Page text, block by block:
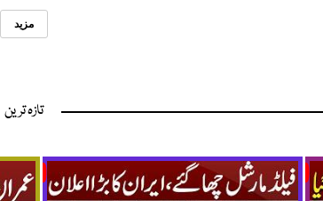
مزید
تازہ ترین